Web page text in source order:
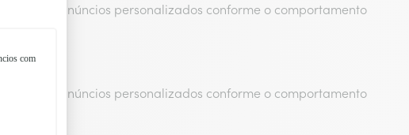
mostrar anúncios personalizados conforme o comportamento
mostrar anúncios personalizados conforme o comportamento